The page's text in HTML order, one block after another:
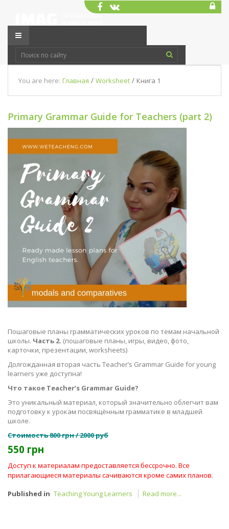
You are here: Главная / Worksheet / Книга 1
Primary Grammar Guide for Teachers (part 2)
Пошаговые планы грамматических уроков по темам начальной
школы. Часть 2. (пошаговые планы, игры, видео, фото,
карточки, презентации, worksheets)
Долгожданная вторая часть Teacher’s Grammar Guide for young
learners уже доступна!
Что такое Teacher’s Grammar Guide?
Это уникальный материал, который значительно облегчит вам
подготовку к урокам посвящённым грамматике в младшей
школе.
Стоимость 800 грн / 2000 руб
550 грн
Доступ к материалам предоставляется бессрочно. Все
прилагающиеся материалы сачиваются кроме самих планов.
Published in Teaching Young Learners Read more...